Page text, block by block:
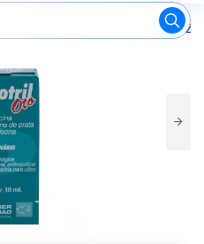
Antibiótico Canino